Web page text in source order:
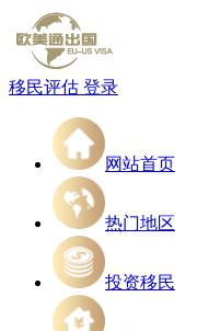
移民评估 登录
网站首页
热门地区
投资移民